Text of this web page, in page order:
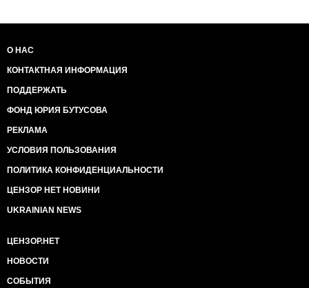
О НАС
КОНТАКТНАЯ ИНФОРМАЦИЯ
ПОДДЕРЖАТЬ
ФОНД ЮРИЯ БУТУСОВА
РЕКЛАМА
УСЛОВИЯ ПОЛЬЗОВАНИЯ
ПОЛИТИКА КОНФИДЕНЦИАЛЬНОСТИ
ЦЕНЗОР НЕТ НОВИНИ
UKRAINIAN NEWS
ЦЕНЗОР.НЕТ
НОВОСТИ
СОБЫТИЯ